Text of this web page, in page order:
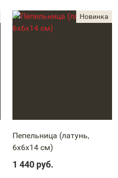
Пепельница (латунь,
6х6х14 см)
1 440 руб.